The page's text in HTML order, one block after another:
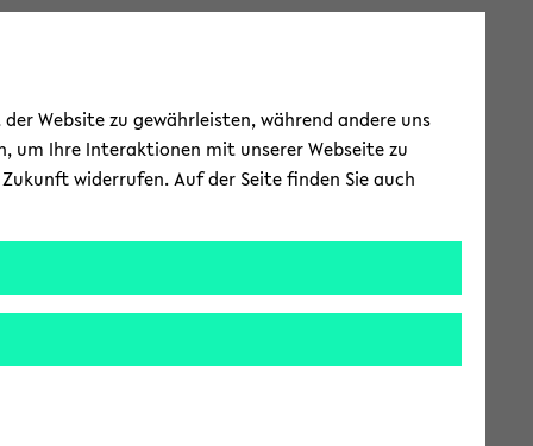
Website zu gewährleisten, während andere uns
um Ihre Interaktionen mit unserer Webseite zu
widerrufen. Auf der Seite finden Sie auch